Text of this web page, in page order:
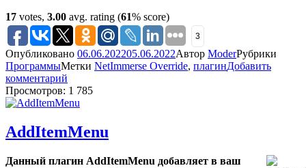
17 votes, 3.00 avg. rating (61% score)
3
Опубликовано 06.06.202205.06.2022Автор ModerРубрики
ПрограммыМетки NetImmerse Override, плагинДобавить
комментарий
Просмотров: 1 785
AddItemMenu
Данный плагин AddItemMenu добавляет в ваш